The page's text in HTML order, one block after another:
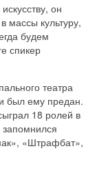
он
массы культуру,
будем
спикер
театра
был ему предан.
18 ролей в
запомнился
«Штрафбат»,